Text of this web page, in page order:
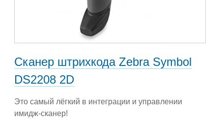
Сканер штрихкода Zebra Symbol
DS2208 2D
Это самый лёгкий в интеграции и управлении
имидж-сканер!